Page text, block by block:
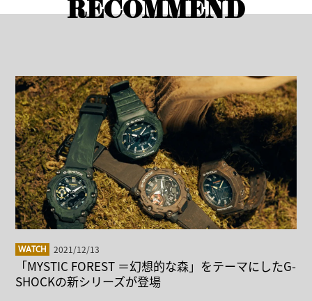
RECOMMEND
WATCH 2021/12/13
「MYSTIC FOREST ＝幻想的な森」をテーマにしたG-
SHOCKの新シリーズが登場